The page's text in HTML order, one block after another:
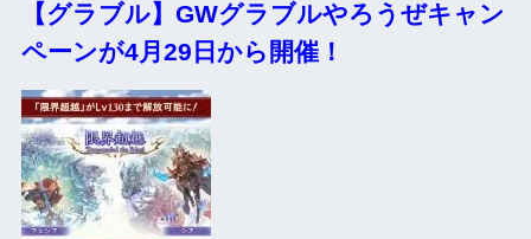
【グラブル】GWグラブルやろうぜキャン
ペーンが4月29日から開催！